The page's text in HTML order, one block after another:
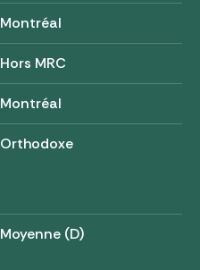
Montréal
Hors MRC
Montréal
Orthodoxe
Moyenne (D)